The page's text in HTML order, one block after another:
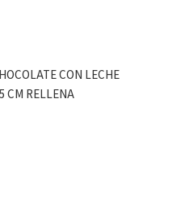
CON LECHE
CM RELLENA